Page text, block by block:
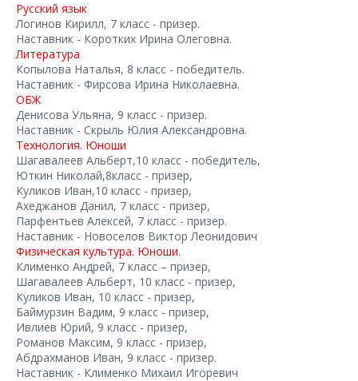
Русский язык
Логинов Кирилл, 7 класс - призер.
Наставник - Коротких Ирина Олеговна.
Литература
Копылова Наталья, 8 класс - победитель.
Наставник - Фирсова Ирина Николаевна.
ОБЖ
Денисова Ульяна, 9 класс - призер.
Наставник - Скрыль Юлия Александровна.
Технология. Юноши
Шагавалеев Альберт,10 класс - победитель,
Юткин Николай,8класс - призер,
Куликов Иван,10 класс - призер,
Ахеджанов Данил, 7 класс - призер,
Парфентьев Алексей, 7 класс - призер.
Наставник - Новоселов Виктор Леонидович
Физическая культура. Юноши.
Клименко Андрей, 7 класс – призер,
Шагавалеев Альберт, 10 класс - призер,
Куликов Иван, 10 класс - призер,
Баймурзин Вадим, 9 класс - призер,
Ивлиев Юрий, 9 класс - призер,
Романов Максим, 9 класс - призер,
Абдрахманов Иван, 9 класс - призер.
Наставник - Клименко Михаил Игоревич